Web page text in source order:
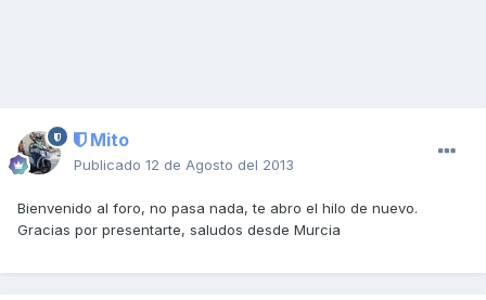
Mito
Publicado 12 de Agosto del 2013
Bienvenido al foro, no pasa nada, te abro el hilo de nuevo.
Gracias por presentarte, saludos desde Murcia